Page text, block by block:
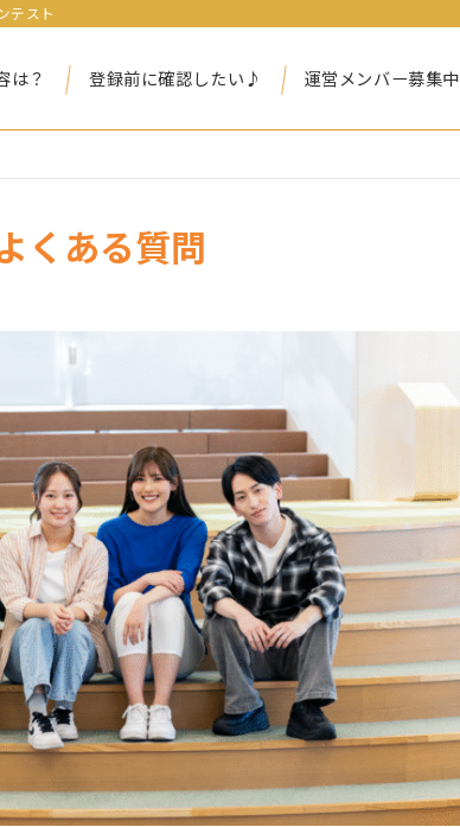
テスト
は？ 登録前に確認したい♪ 運営メンバー募集中
くある質問